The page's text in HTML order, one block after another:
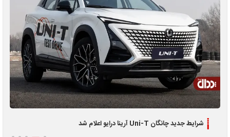
شرایط جدید چانگان Uni-T آرینا درایو اعلام شد